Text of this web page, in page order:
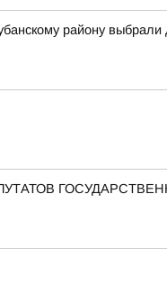
району выбрали